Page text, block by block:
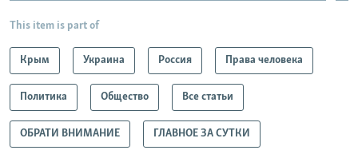
This item is part of
Крым Украина Россия Права человека
Политика Общество Все статьи
ОБРАТИ ВНИМАНИЕ ГЛАВНОЕ ЗА СУТКИ